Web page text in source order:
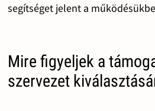
segítséget jelent a
Mire figyeljek a
szervezet